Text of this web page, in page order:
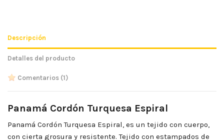
Descripción
Detalles del producto
Comentarios (1)
Panamá Cordón Turquesa Espiral
Panamá Cordón Turquesa Espiral, es un tejido con cuerpo,
con cierta grosura y resistente. Tejido con estampados de